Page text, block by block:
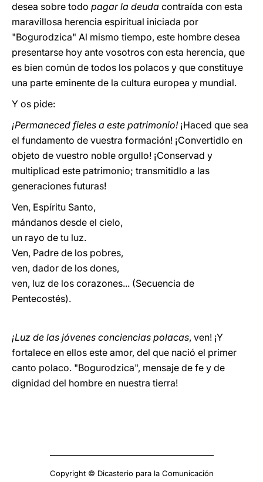
desea sobre todo pagar la deuda contraída con esta
maravillosa herencia espiritual iniciada por
"Bogurodzica" Al mismo tiempo, este hombre desea
presentarse hoy ante vosotros con esta herencia, que
es bien común de todos los polacos y que constituye
una parte eminente de la cultura europea y mundial.
Y os pide:
¡Permaneced fieles a este patrimonio!¡Haced que sea
el fundamento de vuestra formación! ¡Convertidlo en
objeto de vuestro noble orgullo! ¡Conservad y
multiplicad este patrimonio; transmitidlo a las
generaciones futuras!
Ven, Espíritu Santo,
mándanos desde el cielo,
un rayo de tu luz.
Ven, Padre de los pobres,
ven, dador de los dones,
ven, luz de los corazones... (Secuencia de
Pentecostés).
¡Luz de las jóvenes conciencias polacas, ven! ¡Y
fortalece en ellos este amor, del que nació el primer
canto polaco. "Bogurodzica", mensaje de fe y de
dignidad del hombre en nuestra tierra!
Copyright © Dicasterio para la Comunicación